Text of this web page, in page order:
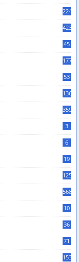
224
423
45
177
53
136
359
3
6
19
125
568
10
36
71
153